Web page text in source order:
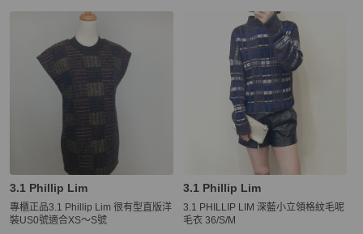
3.1 Phillip Lim
專櫃正品3.1 Phillip Lim 很有型直版洋
裝US0號適合XS～S號
3.1 Phillip Lim
3.1 PHILLIP LIM 深藍小立領格紋毛呢
毛衣 36/S/M